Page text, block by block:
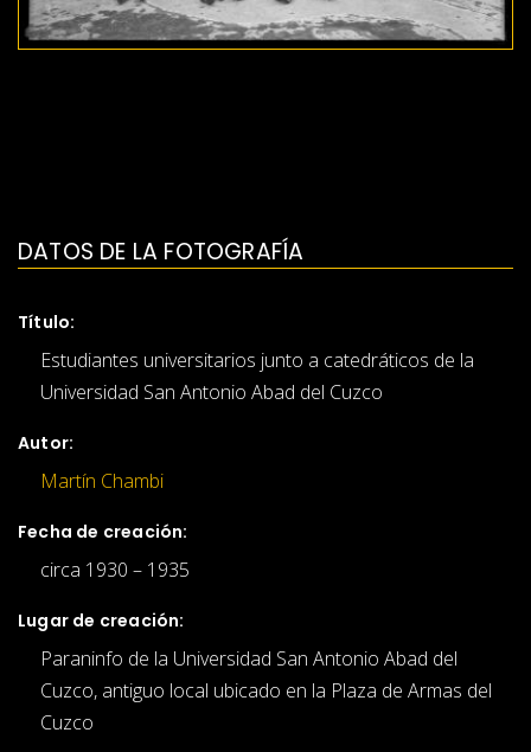
DATOS DE LA FOTOGRAFÍA
Título:
Estudiantes universitarios junto a catedráticos de la
Universidad San Antonio Abad del Cuzco
Autor:
Martín Chambi
Fecha de creación:
circa 1930 – 1935
Lugar de creación:
Paraninfo de la Universidad San Antonio Abad del
Cuzco, antiguo local ubicado en la Plaza de Armas del
Cuzco